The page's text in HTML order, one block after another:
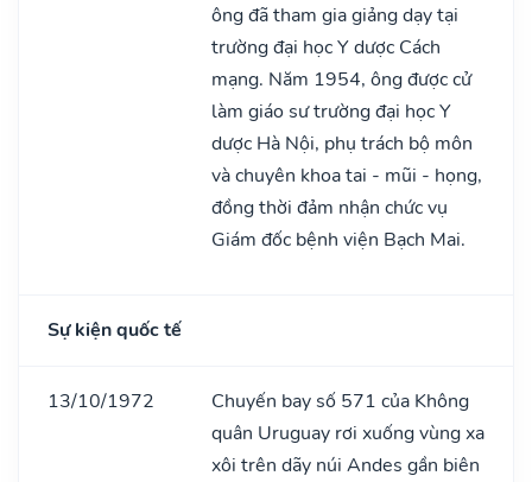
ông đã tham gia giảng dạy tại
trường đại học Y dược Cách
mạng. Năm 1954, ông được cử
làm giáo sư trường đại học Y
dược Hà Nội, phụ trách bộ môn
và chuyên khoa tai - mũi - họng,
đồng thời đảm nhận chức vụ
Giám đốc bệnh viện Bạch Mai.
Sự kiện quốc tế
13/10/1972
Chuyến bay số 571 của Không
quân Uruguay rơi xuống vùng xa
xôi trên dãy núi Andes gần biên